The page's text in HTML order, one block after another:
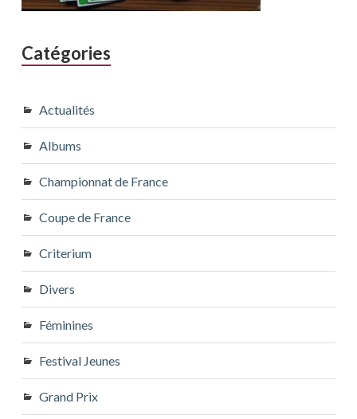
Catégories
Actualités
Albums
Championnat de France
Coupe de France
Criterium
Divers
Féminines
Festival Jeunes
Grand Prix